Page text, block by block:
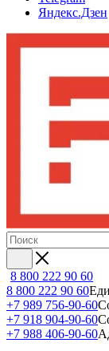
Яндекс.Дзен
8 800 222 90 60
8 800 222 90 60
+7 989 756-90-60
+7 918 904-90-60
+7 988 406-90-60